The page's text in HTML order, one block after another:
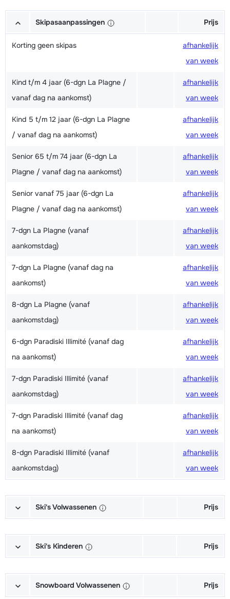
Skipasaanpassingen Prijs
Korting geen skipas
afhankelijk
van week
Kind t/m 4 jaar (6-dgn La Plagne /
vanaf dag na aankomst)
afhankelijk
van week
Kind 5 t/m 12 jaar (6-dgn La Plagne
/ vanaf dag na aankomst)
afhankelijk
van week
Senior 65 t/m 74 jaar (6-dgn La
Plagne / vanaf dag na aankomst)
afhankelijk
van week
Senior vanaf 75 jaar (6-dgn La
Plagne / vanaf dag na aankomst)
afhankelijk
van week
7-dgn La Plagne (vanaf
aankomstdag)
afhankelijk
van week
7-dgn La Plagne (vanaf dag na
aankomst)
afhankelijk
van week
8-dgn La Plagne (vanaf
aankomstdag)
afhankelijk
van week
6-dgn Paradiski Illimité (vanaf dag
na aankomst)
afhankelijk
van week
7-dgn Paradiski Illimité (vanaf
aankomstdag)
afhankelijk
van week
7-dgn Paradiski Illimité (vanaf dag
na aankomst)
afhankelijk
van week
8-dgn Paradiski Illimité (vanaf
aankomstdag)
afhankelijk
van week
Ski's Volwassenen Prijs
Schoenen + Stokken (6/7 dagen)
van week
Stokken (6/7 dagen)
van week
Ski's Kinderen Prijs
Schoenen + Stokken (6/7 dagen)
van week
Snowboard Volwassenen Prijs